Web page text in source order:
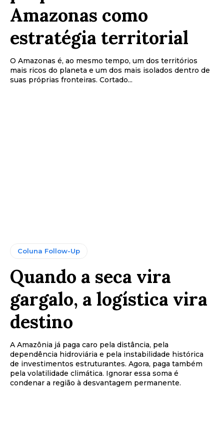
Amazonas como
estratégia territorial
O Amazonas é, ao mesmo tempo, um dos territórios
mais ricos do planeta e um dos mais isolados dentro de
suas próprias fronteiras. Cortado...
Coluna Follow-Up
Quando a seca vira
gargalo, a logística vira
destino
A Amazônia já paga caro pela distância, pela
dependência hidroviária e pela instabilidade histórica
de investimentos estruturantes. Agora, paga também
pela volatilidade climática. Ignorar essa soma é
condenar a região à desvantagem permanente.